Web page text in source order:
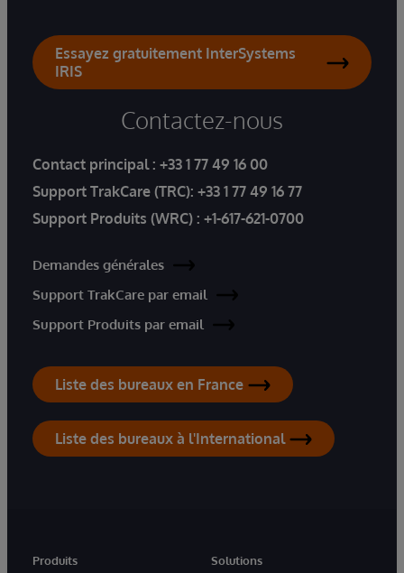
Essayez gratuitement InterSystems
IRIS
Contactez-nous
Contact principal : +33 1 77 49 16 00
Support TrakCare (TRC): +33 1 77 49 16 77
Support Produits (WRC) : +1-617-621-0700
Demandes générales
Support TrakCare par email
Support Produits par email
Liste des bureaux en France
Liste des bureaux à l'International
Produits
Solutions